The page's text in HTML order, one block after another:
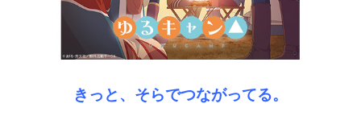
きっと、そらでつながってる。